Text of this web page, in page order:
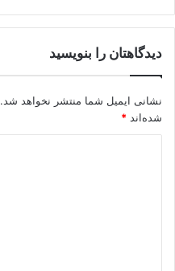
دیدگاهتان را بنویسید
نشانی ایمیل شما منتشر نخواهد شد.
شده‌اند *